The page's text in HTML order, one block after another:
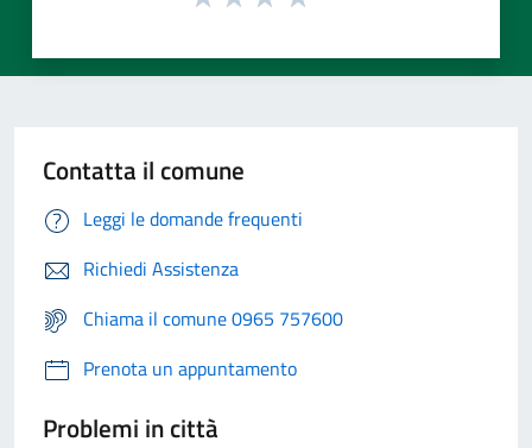
Contatta il comune
Leggi le domande frequenti
Richiedi Assistenza
Chiama il comune 0965 757600
Prenota un appuntamento
Problemi in città